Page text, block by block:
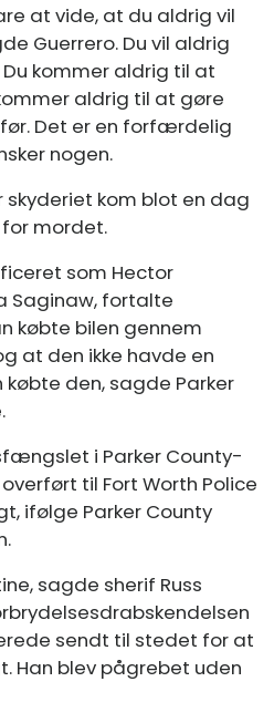
at vide, at du aldrig vil
Guerrero. Du vil aldrig
kommer aldrig til at
aldrig til at gøre
Det er en forfærdelig
nogen.
kom blot en dag
mordet.
som Hector
Saginaw, fortalte
købte bilen gennem
at den ikke havde en
den, sagde Parker
i Parker County-
til Fort Worth Police
ifølge Parker County
sagde sherif Russ
sendt til stedet for at
Han blev pågrebet uden